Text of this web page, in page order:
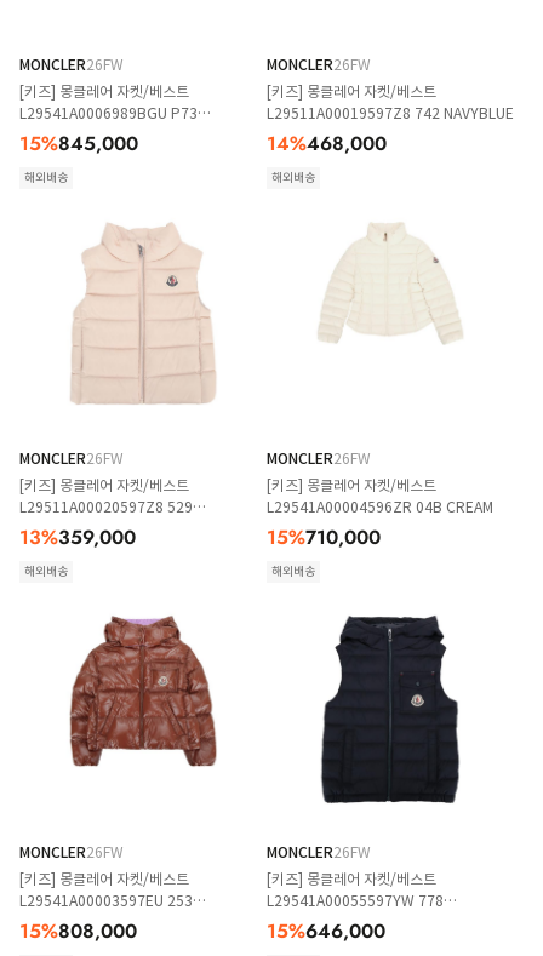
MONCLER26FW
[키즈] 몽클레어 자켓/베스트
L29541A0006989BGU P73
BLACKCHECK
15%845,000
해외배송
MONCLER26FW
[키즈] 몽클레어 자켓/베스트
L29511A00019597Z8 742 NAVYBLUE
14%468,000
해외배송
MONCLER26FW
[키즈] 몽클레어 자켓/베스트
L29511A00020597Z8 529
LIGHTPINK
13%359,000
해외배송
MONCLER26FW
[키즈] 몽클레어 자켓/베스트
L29541A00004596ZR 04B CREAM
15%710,000
해외배송
MONCLER26FW
[키즈] 몽클레어 자켓/베스트
L29541A00003597EU 253
LIGHTBROWN
15%808,000
MONCLER26FW
[키즈] 몽클레어 자켓/베스트
L29541A00055597YW 778
NAVYBLUE
15%646,000